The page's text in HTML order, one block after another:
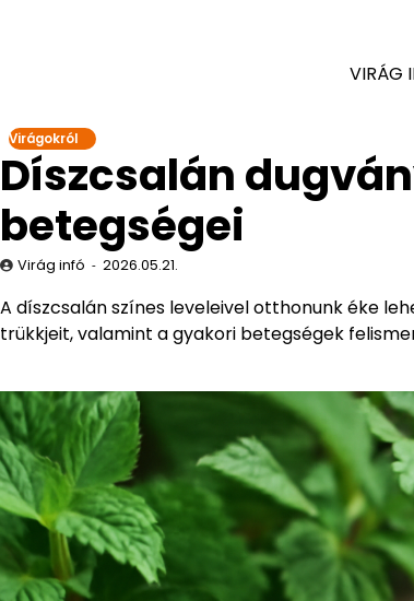
VIRÁG
Virágokról
Díszcsalán
betegségei
Virág infó 2026.05.21.
A díszcsalán színes leveleivel otthonunk éke
trükkjeit, valamint a gyakori betegségek